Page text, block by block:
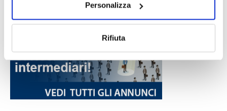
Personalizza
Rifiuta